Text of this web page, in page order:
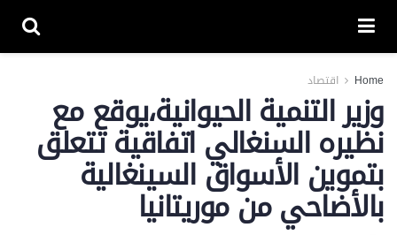
Home اقتصاد
وزير التنمية الحيوانية،يوقع مع
نظيره السنغالي اتفاقية تتعلق
بتموين الأسواق السينغالية
بالأضاحي من موريتانيا